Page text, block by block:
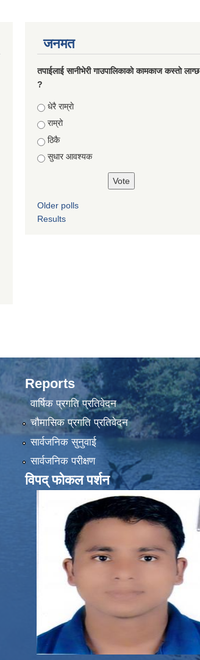
जनमत
तपाईलाई सानीभेरी गाउपालिकाकाे कामकाज कस्ताे लाग्छ
?
Choices
धेरै राम्राे
राम्रो
ठिकै
सुधार आवश्यक
Older polls
Results
Reports
वार्षिक प्रगति प्रतिवेदन
चौमासिक प्रगति प्रतिवेदन
सार्वजनिक सुनुवाई
सार्वजनिक परीक्षण
विपद् फोकल पर्शन